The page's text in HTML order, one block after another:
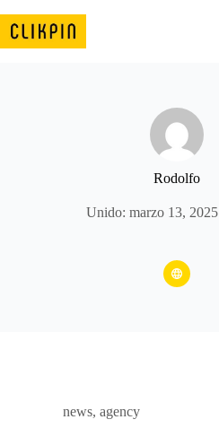
contenido
Rodolfo
Unido: marzo 13, 2025
news, agency